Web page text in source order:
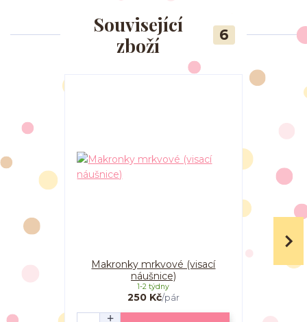
Související
zboží
6
Makronky mrkvové (visací
náušnice)
250 Kč/pár
1-2 týdny